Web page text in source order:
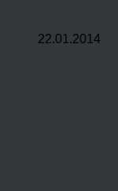
22.01.2014